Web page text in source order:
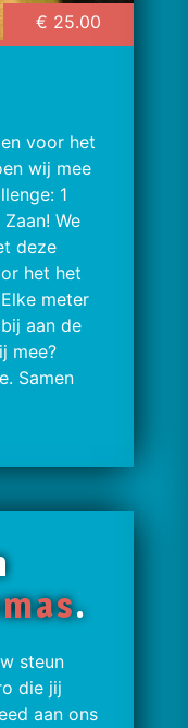
€ 25.00
voor het
wij mee
1
We
deze
het het
meter
aan de
mee?
Samen
.
steun
die jij
aan ons